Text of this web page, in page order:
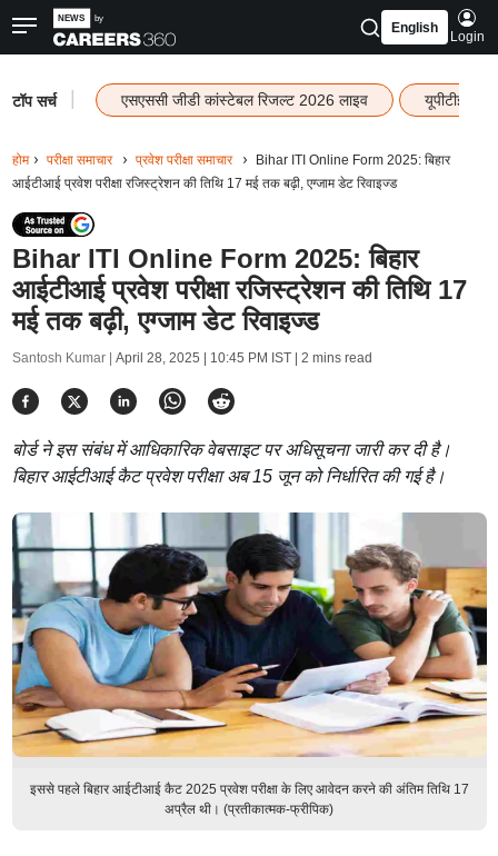
English
Login
टॉप सर्च एसएससी जीडी कांस्टेबल रिजल्ट 2026 लाइव यूपीटीईटी
होम परीक्षा समाचार प्रवेश परीक्षा समाचार
Bihar ITI Online Form 2025: बिहार
आईटीआई प्रवेश परीक्षा रजिस्ट्रेशन की तिथि 17 मई तक बढ़ी, एग्जाम डेट रिवाइज्ड
Bihar ITI Online Form 2025: बिहार
आईटीआई प्रवेश परीक्षा रजिस्ट्रेशन की तिथि 17
मई तक बढ़ी, एग्जाम डेट रिवाइज्ड
Santosh Kumar | April 28, 2025 | 10:45 PM IST| 2 mins read
बोर्ड ने इस संबंध में आधिकारिक वेबसाइट पर अधिसूचना जारी कर दी है।
बिहार आईटीआई कैट प्रवेश परीक्षा अब 15 जून को निर्धारित की गई है।
इससे पहले बिहार आईटीआई कैट 2025 प्रवेश परीक्षा के लिए आवेदन करने की अंतिम तिथि 17
अप्रैल थी। (प्रतीकात्मक-फ्रीपिक)